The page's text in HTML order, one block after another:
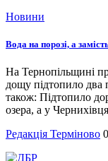
Новини
Вода на порозі, а
На Тернопільщині
дощу підтопило два
також: Підтопило
озера, а у
Редакція Терміново